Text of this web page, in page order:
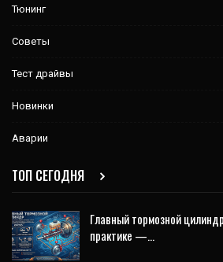
Тюнинг
Советы
Тест драйвы
Новинки
Аварии
ТОП СЕГОДНЯ
Главный тормозной
практике —…